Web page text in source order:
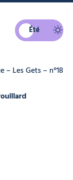
de navigation du
Été
– Les Gets – n°18
dans le brouillard,